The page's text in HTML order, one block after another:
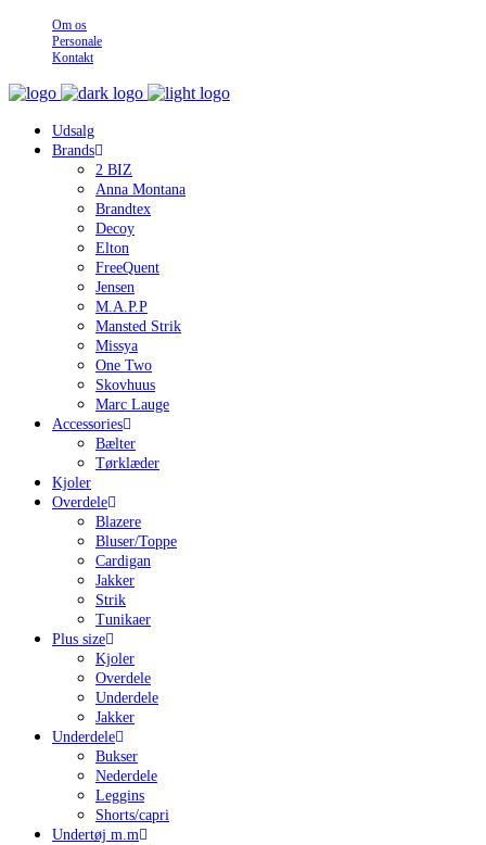
Om os
Personale
Kontakt
Udsalg
Brands
2 BIZ
Anna Montana
Brandtex
Decoy
Elton
FreeQuent
Jensen
M.A.P.P
Mansted Strik
Missya
One Two
Skovhuus
Marc Lauge
Accessories
Bælter
Tørklæder
Kjoler
Overdele
Blazere
Bluser/Toppe
Cardigan
Jakker
Strik
Tunikaer
Plus size
Kjoler
Overdele
Underdele
Jakker
Underdele
Bukser
Nederdele
Leggins
Shorts/capri
Undertøj m.m